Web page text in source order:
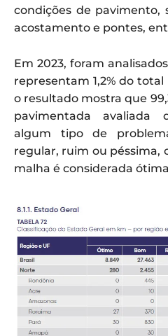
condições de pavimento,
acostamento e pontes,
Em 2023, foram
representam 1,2% do
o resultado mostra que
pavimentada avaliada
algum tipo de
regular, ruim ou péssima,
malha é considerada